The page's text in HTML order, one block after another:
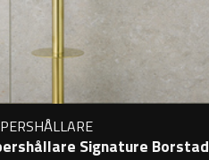
Signature Borstad